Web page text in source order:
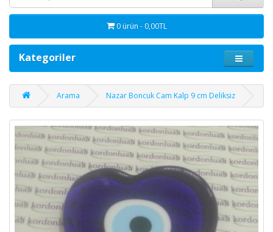
0 ürün - 0,00TL
Kategoriler
Arama Nazar Boncuk Cam Kalp 9 cm Deliksiz